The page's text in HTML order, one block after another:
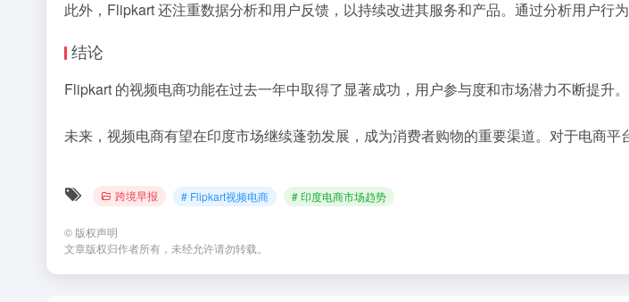
此外，Flipkart 还注重数据分析和用户反馈，以持续改进其服务和产品。通过分析用户行
结论
Flipkart 的视频电商功能在过去一年中取得了显著成功，用户参与度和市场潜力不断提
未来，视频电商有望在印度市场继续蓬勃发展，成为消费者购物的重要渠道。对于电商
跨境早报 # Flipkart视频电商 # 印度电商市场趋势
© 版权声明
文章版权归作者所有，未经允许请勿转载。